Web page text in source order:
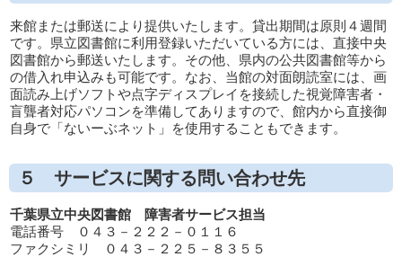
来館または郵送により提供いたします。貸出期間は原則４週間
です。県立図書館に利用登録いただいている方には、直接中央
図書館から郵送いたします。その他、県内の公共図書館等から
の借入れ申込みも可能です。なお、当館の対面朗読室には、画
面読み上げソフトや点字ディスプレイを接続した視覚障害者・
盲聾者対応パソコンを準備してありますので、館内から直接御
自身で「ないーぶネット」を使用することもできます。
５ サービスに関する問い合わせ先
千葉県立中央図書館 障害者サービス担当
電話番号 ０４３－２２２－０１１６
ファクシミリ ０４３－２２５－８３５５